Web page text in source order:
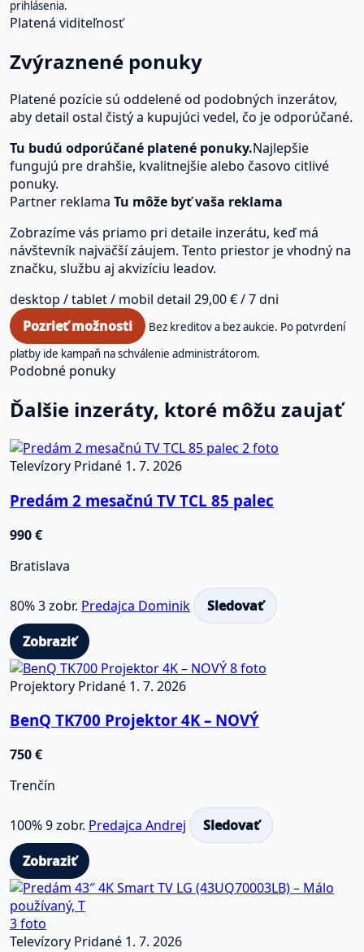
prihlásenia.
Platená viditeľnosť
Zvýraznené ponuky
Platené pozície sú oddelené od podobných inzerátov,
aby detail ostal čistý a kupujúci vedel, čo je odporúčané.
Tu budú odporúčané platené ponuky.Najlepšie
fungujú pre drahšie, kvalitnejšie alebo časovo citlivé
ponuky.
Partner reklama Tu môže byť vaša reklama
Zobrazíme vás priamo pri detaile inzerátu, keď má
návštevník najväčší záujem. Tento priestor je vhodný na
značku, službu aj akvizíciu leadov.
desktop / tablet / mobil detail 29,00 € / 7 dni
Pozrieť možnosti
Bez kreditov a bez aukcie. Po potvrdení
platby ide kampaň na schválenie administrátorom.
Podobné ponuky
Ďalšie inzeráty, ktoré môžu zaujať
2 foto
Televízory Pridané 1. 7. 2026
Predám 2 mesačnú TV TCL 85 palec
990 €
Bratislava
80%3 zobr. Predajca Dominik
Sledovať
Zobraziť
8 foto
Projektory Pridané 1. 7. 2026
BenQ TK700 Projektor 4K – NOVÝ
750 €
Trenčín
100%9 zobr. Predajca Andrej
Sledovať
Zobraziť
3 foto
Televízory Pridané 1. 7. 2026